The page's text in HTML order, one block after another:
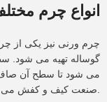
۵- انواع چرم
چرم ورنی نیز یکی از
گوساله تهیه می شود.
می شود تا سطح آن صاف
صنعت کیف و کفش می باشد.